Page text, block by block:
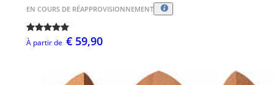
EN COURS DE RÉAPPROVISIONNEMENT
À partir de € 59,90